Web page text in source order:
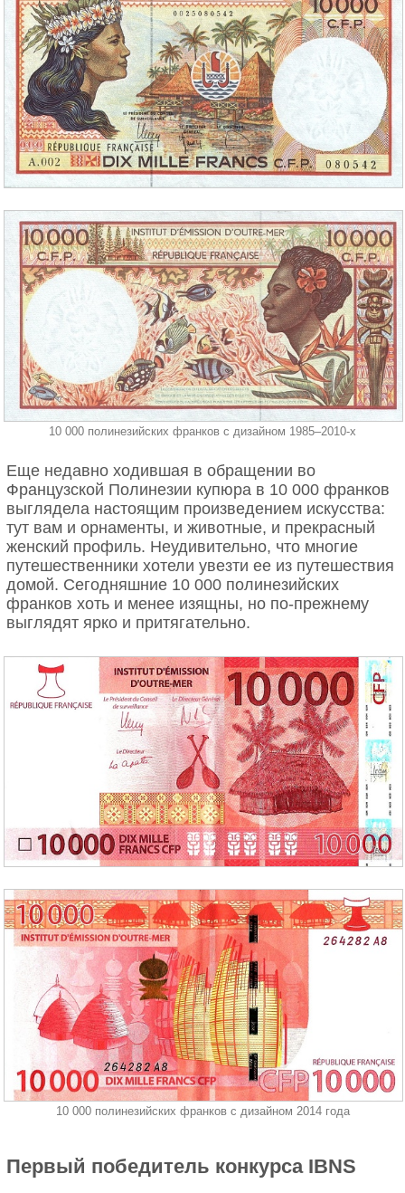
10 000 полинезийских франков с дизайном 1985–2010-х
Еще недавно ходившая в обращении во
Французской Полинезии купюра в 10 000 франков
выглядела настоящим произведением искусства:
тут вам и орнаменты, и животные, и прекрасный
женский профиль. Неудивительно, что многие
путешественники хотели увезти ее из путешествия
домой. Сегодняшние 10 000 полинезийских
франков хоть и менее изящны, но по-прежнему
выглядят ярко и притягательно.
10 000 полинезийских франков с дизайном 2014 года
Первый победитель конкурса IBNS